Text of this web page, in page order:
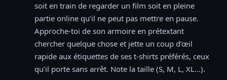
soit en train de regarder un film soit en pleine
partie online qu’il ne peut pas mettre en pause.
Approche-toi de son armoire en prétextant
chercher quelque chose et jette un coup d’œil
rapide aux étiquettes de ses t-shirts préférés, ceux
qu’il porte sans arrêt. Note la taille (S, M, L, XL…).